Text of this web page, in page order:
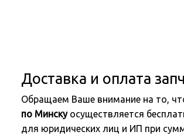
Доставка и оплата
Обращаем Ваше внимание на то,
по Минскуосуществляется
для юридических лиц и ИП при